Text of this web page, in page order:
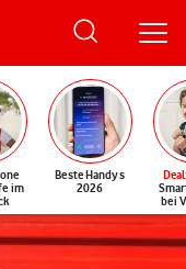
im
Beste Handys
2026
Deal
bei